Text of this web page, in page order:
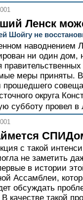
Ленск
Шойгу не
наводнением
ни один дом,
меры приняты.
прошедшего
округа
субботу провел в
с такой
не заметить
в истории
Ассамблеи,
обсуждать
В качестве такой